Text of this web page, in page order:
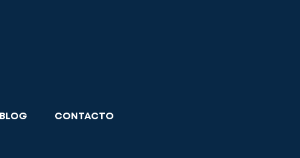
BLOG CONTACTO